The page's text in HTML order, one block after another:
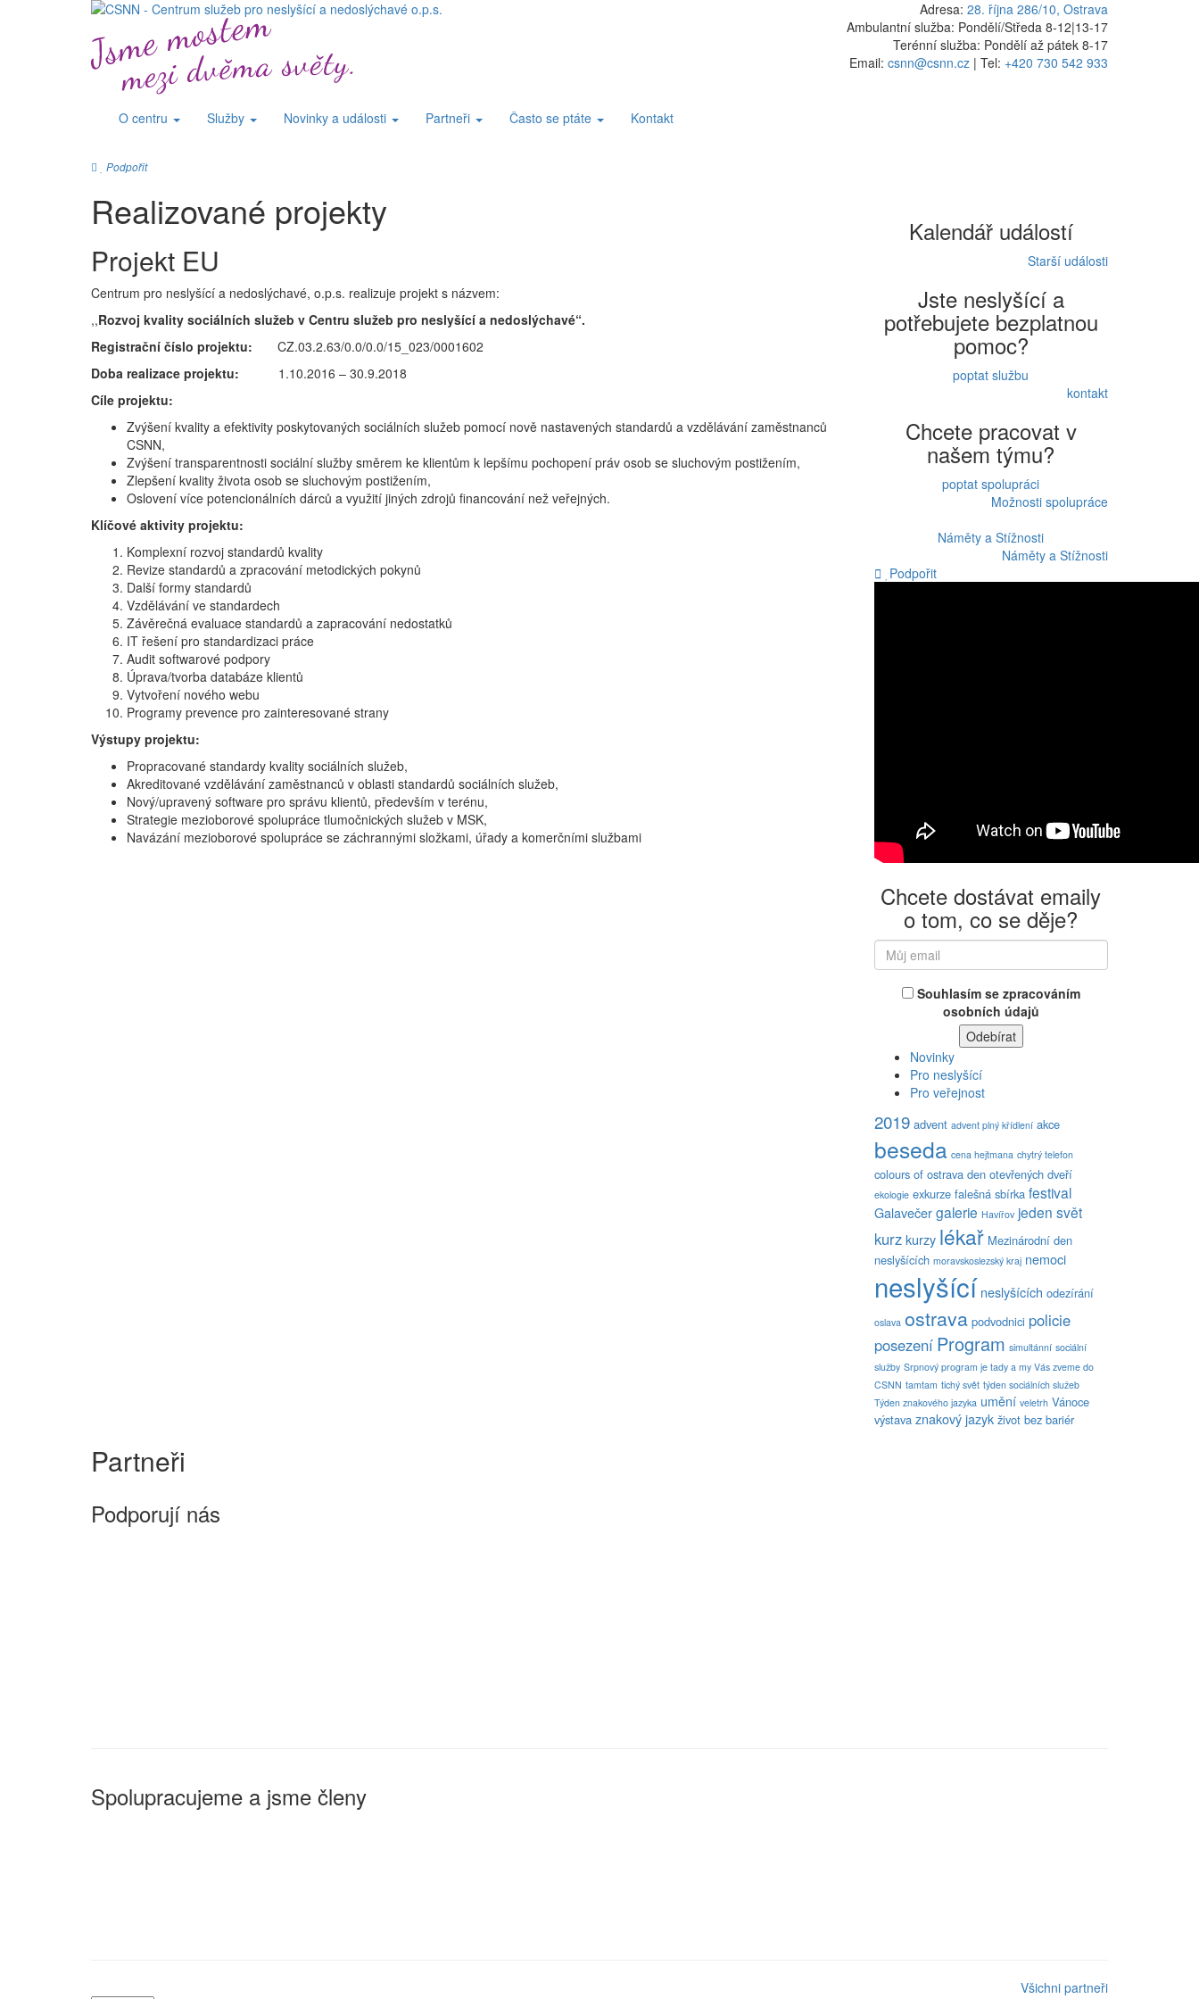
Adresa: 28. října 286/10, Ostrava
Ambulantní služba: Pondělí/Středa 8-12|13-17
Terénní služba: Pondělí až pátek 8-17
Email: csnn@csnn.cz | Tel: +420 730 542 933
O centru Služby Novinky a události Partneři Často se ptáte Kontakt
Podpořit
Realizované projekty
Projekt EU
Centrum pro neslyšící a nedoslýchavé, o.p.s. realizuje projekt s názvem:
,,Rozvoj kvality sociálních služeb v Centru služeb pro neslyšící a nedoslýchavé“.
Registrační číslo projektu: CZ.03.2.63/0.0/0.0/15_023/0001602
Doba realizace projektu: 1.10.2016 – 30.9.2018
Cíle projektu:
Zvýšení kvality a efektivity poskytovaných sociálních služeb pomocí nově nastavených standardů a vzdělávání zaměstnanců
CSNN,
Zvýšení transparentnosti sociální služby směrem ke klientům k lepšímu pochopení práv osob se sluchovým postižením,
Zlepšení kvality života osob se sluchovým postižením,
Oslovení více potencionálních dárců a využití jiných zdrojů financování než veřejných.
Klíčové aktivity projektu:
Komplexní rozvoj standardů kvality
Revize standardů a zpracování metodických pokynů
Další formy standardů
Vzdělávání ve standardech
Závěrečná evaluace standardů a zapracování nedostatků
IT řešení pro standardizaci práce
Audit softwarové podpory
Úprava/tvorba databáze klientů
Vytvoření nového webu
Programy prevence pro zainteresované strany
Výstupy projektu:
Propracované standardy kvality sociálních služeb,
Akreditované vzdělávání zaměstnanců v oblasti standardů sociálních služeb,
Nový/upravený software pro správu klientů, především v terénu,
Strategie mezioborové spolupráce tlumočnických služeb v MSK,
Navázání mezioborové spolupráce se záchrannými složkami, úřady a komerčními službami
Kalendář událostí
Starší události
Jste neslyšící a
potřebujete bezplatnou
pomoc?
poptat službu
kontakt
Chcete pracovat v
našem týmu?
poptat spolupráci
Možnosti spolupráce
Náměty a Stížnosti
Náměty a Stížnosti
Podpořit
Chcete dostávat emaily
o tom, co se děje?
Souhlasím se zpracováním
osobních údajů
Novinky
Pro neslyšící
Pro veřejnost
2019 advent advent plný křídlení akce
beseda cena hejtmana chytrý telefon
colours of ostrava den otevřených dveří
ekologie exkurze falešná sbírka festival
Galavečer galerie Havířov jeden svět
kurz kurzy lékař Mezinárodní den
neslyšících moravskoslezský kraj nemoci
neslyšící neslyšících odezírání
oslava ostrava podvodnici policie
posezení Program simultánní sociální
služby Srpnový program je tady a my Vás zveme do
CSNN tamtam tichý svět týden sociálních služeb
Týden znakového jazyka umění veletrh Vánoce
výstava znakový jazyk život bez bariér
Partneři
Podporují nás
Spolupracujeme a jsme členy
Všichni partneři